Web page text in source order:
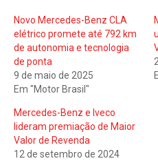
Novo Mercedes-Benz CLA
elétrico promete até 792 km
de autonomia e tecnologia
de ponta
9 de maio de 2025
Em "Motor Brasil"
Mercedes-Benz e Iveco
lideram premiação de Maior
Valor de Revenda
12 de setembro de 2024